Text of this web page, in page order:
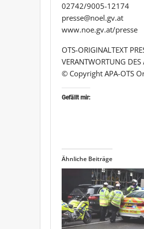
02742/9005-12174
presse@noel.gv.at
www.noe.gv.at/presse
OTS-ORIGINALTEXT
VERANTWORTUNG
© Copyright APA-OTS
Gefällt mir:
Ähnliche Beiträge